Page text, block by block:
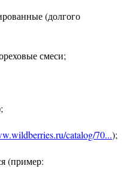
(долгого
смеси;
catalog/70...);
(пример: